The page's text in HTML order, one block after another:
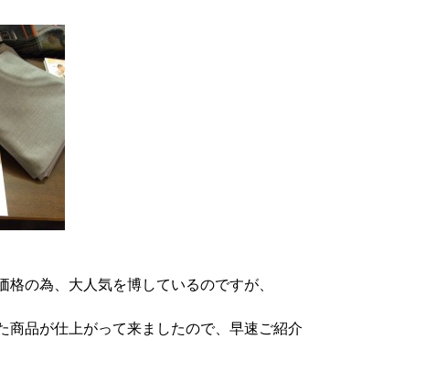
の為、大人気を博しているのですが、
商品が仕上がって来ましたので、早速ご紹介